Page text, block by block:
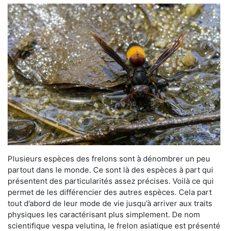
Plusieurs espèces des frelons sont à dénombrer un peu
partout dans le monde. Ce sont là des espèces à part qui
présentent des particularités assez précises. Voilà ce qui
permet de les différencier des autres espèces. Cela part
tout d’abord de leur mode de vie jusqu’à arriver aux traits
physiques les caractérisant plus simplement. De nom
scientifique vespa velutina, le frelon asiatique est présenté